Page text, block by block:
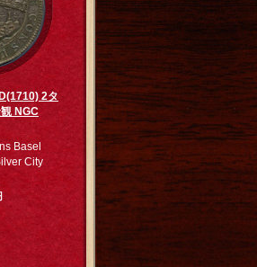
2タ
NGC
Basel
City